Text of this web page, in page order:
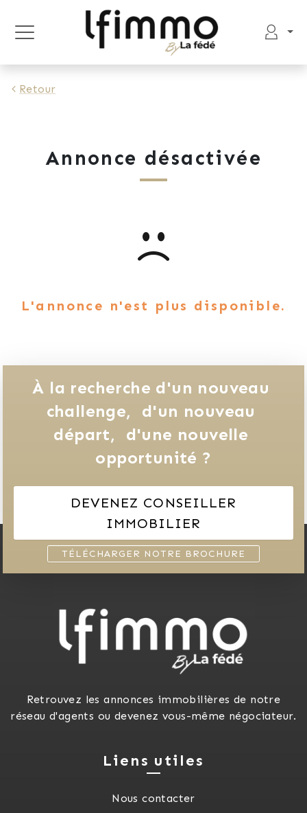
Retour
Annonce désactivée
L'annonce n'est plus disponible.
À la recherche d'un nouveau
challenge,
d'un nouveau
départ,
d'une nouvelle
opportunité ?
DEVENEZ CONSEILLER
IMMOBILIER
TÉLÉCHARGER NOTRE BROCHURE
Retrouvez les annonces immobilières de notre
réseau d'agents ou devenez vous-même négociateur.
Liens utiles
Nous contacter